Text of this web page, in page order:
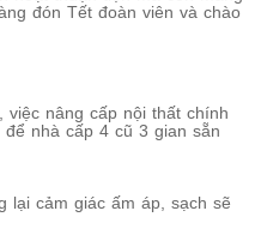
đón Tết đoàn viên và chào
việc nâng cấp nội thất chính
nhà cấp 4 cũ 3 gian sẵn
lại cảm giác ấm áp, sạch sẽ